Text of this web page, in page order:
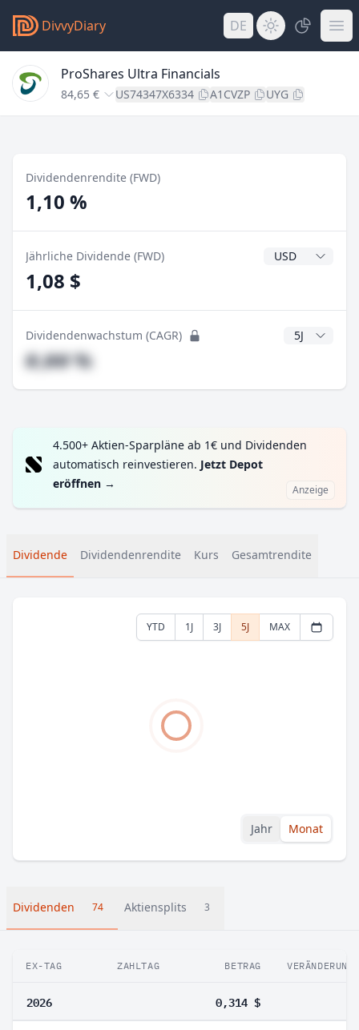
DivvyDiary DE
ProShares Ultra Financials
84,65 € US74347X6334 A1CVZP UYG
Dividendenrendite (FWD)
1,10 %
Jährliche Dividende (FWD)
1,08 $
Dividendenwachstum (CAGR) CAGR Jahre
#,## %
4.500+ Aktien-Sparpläne ab 1€ und Dividenden
automatisch reinvestieren. Jetzt Depot
eröffnen → Anzeige
Dividende Dividendenrendite Kurs Gesamtrendite
YTD 1J 3J 5J MAX
Jahr Monat
Dividenden 74 Aktiensplits 3
EX-TAG ZAHLTAG BETRAG VERÄNDERUNG
2026 0,314 $